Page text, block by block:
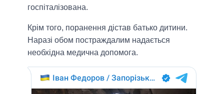
госпіталізована.
Крім того, поранення дістав батько дитини.
Наразі обом постраждалим надається
необхідна медична допомога.